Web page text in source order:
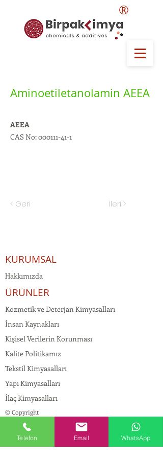
®
Aminoetiletanolamin AEEA
AEEA
CAS No:000111-41-1
< Geri İleri >
KURUMSAL
Hakkımızda
ÜRÜNLER
Kozmetik ve Deterjan Kimyasalları
İnsan Kaynakları
Kişisel Verilerin Korunması
Kalite Politikamız
Tekstil Kimyasalları
Yapı Kimyasalları
İlaç Kimyasalları
© Copyright
İLETİŞİM
Telefon Email WhatsApp